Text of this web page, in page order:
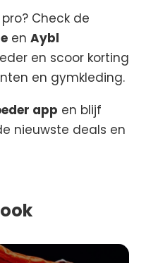
Check de
en Aybl
en scoor korting
en gymkleding.
app en blijf
nieuwste deals en